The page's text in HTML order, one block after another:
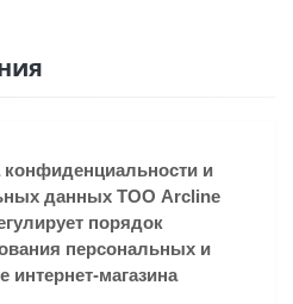
и
данных ТОО Arcline
порядок
персональных и
интернет-магазина